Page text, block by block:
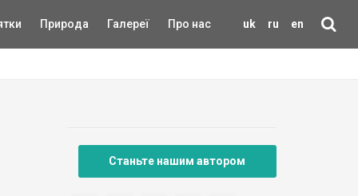
uk ru en
Природа Галереї Про нас
Станьте нашим автором